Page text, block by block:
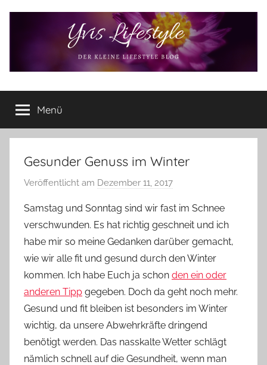
Yvis
Lifestyle
Lifestyle
Blog
–
Lifestyle,
Rezensionen,
Produkttests
vieles
mehr
Menü
Gesunder Genuss im Winter
Veröffentlicht am Dezember 11, 2017
n
Y
v
o
n
n
e
Samstag und Sonntag sind wir fast im Schnee
verschwunden. Es hat richtig geschneit und ich
habe mir so meine Gedanken darüber gemacht,
wie wir alle fit und gesund durch den Winter
kommen. Ich habe Euch ja schon den ein oder
anderen Tipp gegeben. Doch da geht noch mehr.
Gesund und fit bleiben ist besonders im Winter
wichtig, da unsere Abwehrkräfte dringend
benötigt werden. Das nasskalte Wetter schlägt
nämlich schnell auf die Gesundheit, wenn man